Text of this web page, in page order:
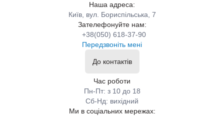
Наша адреса:
Київ, вул. Бориспільська, 7
Зателефонуйте нам:
+38(050) 618-37-90
Передзвоніть мені
До контактів
Час роботи
Пн-Пт: з 10 до 18
Сб-Нд: вихідний
Ми в соціальних мережах: